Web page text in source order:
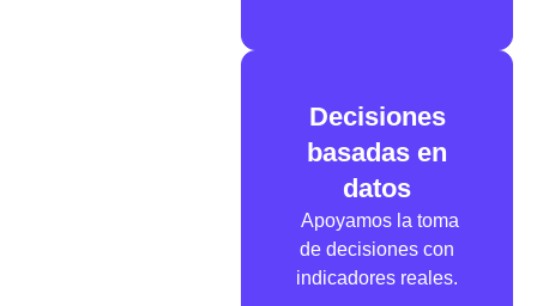
Decisiones
basadas en
datos
Apoyamos la toma
de decisiones con
indicadores reales.